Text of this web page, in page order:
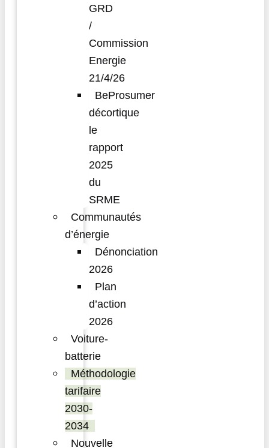
GRD
/
Commission
Energie
21/4/26
BeProsumer
décortique
le
rapport
2025
du
SRME
Communautés
d’énergie
Dénonciation
2026
Plan
d’action
2026
Voiture-
batterie
Méthodologie
tarifaire
2030-
2034
Nouvelle